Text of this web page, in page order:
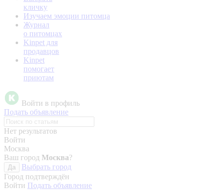
кличку
Изучаем эмоции питомца
Журнал
о питомцах
Kinpet для
продавцов
Kinpet
помогает
приютам
Войти в профиль
Подать объявление
Нет результатов
Войти
Москва
Ваш город Москва?
Да
Выбрать город
Город подтверждён
Войти Подать объявление